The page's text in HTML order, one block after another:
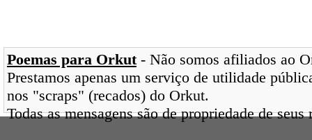
Poemas para Orkut- Não somos afiliados ao
Prestamos apenas um serviço de utilidade
nos "scraps" (recados) do Orkut.
Todas as mensagens são de propriedade de